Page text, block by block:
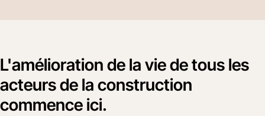
L'amélioration de la vie de tous les
acteurs de la construction
commence ici.